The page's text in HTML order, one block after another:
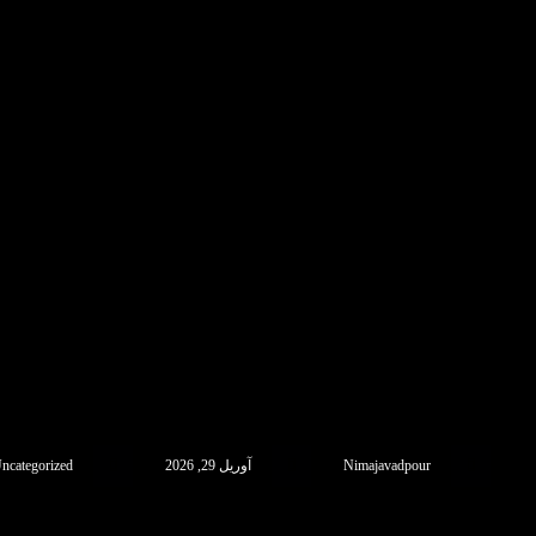
Nimajavadpour آوریل 29, 2026